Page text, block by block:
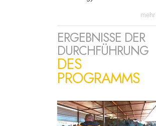
mehr
ERGEBNISSE DER
DURCHFÜHRUNG
DES
PROGRAMMS